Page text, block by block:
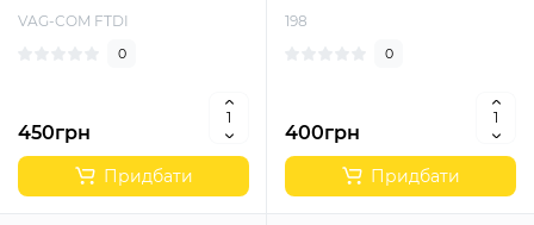
VAG-COM FTDI
0
450грн
Придбати
198
0
400грн
Придбати